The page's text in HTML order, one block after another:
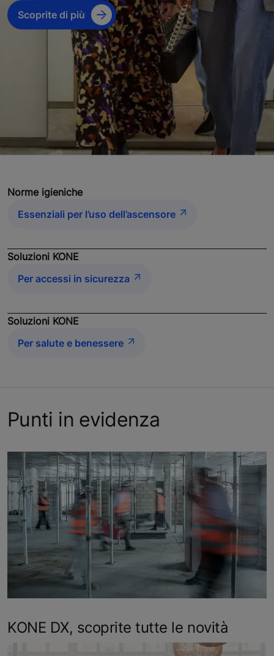
Scoprite di più
Norme igieniche
Essenziali per l’uso dell’ascensore
Soluzioni KONE
Per accessi in sicurezza
Soluzioni KONE
Per salute e benessere
Punti in evidenza
KONE DX, scoprite tutte le novità